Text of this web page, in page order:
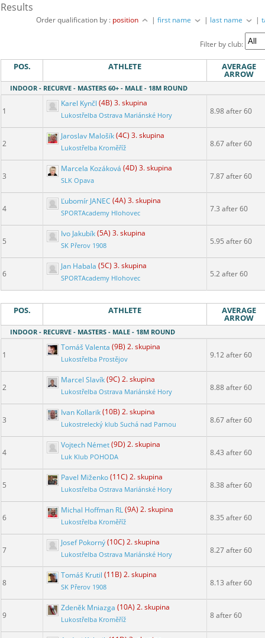
Results
Order qualification by : position |first name | last name |
Filter by club:
POS. ATHLETE AVERAGE
ARROW
INDOOR - RECURVE - MASTERS 60+ - MALE - 18M ROUND
1
Karel Kynčl (4B) 3. skupina
Lukostřelba Ostrava Mariánské Hory 8.98 after 60
2
Jaroslav Malošík(4C) 3. skupina
Lukostřelba Kroměříž 8.67 after 60
3
Marcela Kozáková (4D) 3. skupina
SLK Opava 7.87 after 60
4
Ľubomír JANEC (4A) 3. skupina
SPORTAcademy Hlohovec 7.3 after 60
5
Ivo Jakubík(5A) 3. skupina
SK Přerov 1908 5.95 after 60
6
Jan Habala (5C) 3. skupina
SPORTAcademy Hlohovec 5.2 after 60
POS. ATHLETE AVERAGE
ARROW
INDOOR - RECURVE - MASTERS - MALE - 18M ROUND
1
Tomáš Valenta (9B) 2. skupina
Lukostřelba Prostějov 9.12 after 60
2
Marcel Slavík(9C) 2. skupina
Lukostřelba Ostrava Mariánské Hory 8.88 after 60
3
Ivan Kollarik(10B) 2. skupina
Lukostrelecký klub Suchá nad Parnou 8.67 after 60
4
Vojtech Német(9D) 2. skupina
Luk Klub POHODA 8.43 after 60
5
Pavel Miženko(11C) 2. skupina
Lukostřelba Ostrava Mariánské Hory 8.38 after 60
6
Michal Hoffman RL(9A) 2. skupina
Lukostřelba Kroměříž 8.35 after 60
7
Josef Pokorný(10C) 2. skupina
Lukostřelba Ostrava Mariánské Hory 8.27 after 60
8
Tomáš Krutil (11B) 2. skupina
SK Přerov 1908 8.13 after 60
9
Zdeněk Mniazga (10A) 2. skupina
Lukostřelba Kroměříž 8 after 60